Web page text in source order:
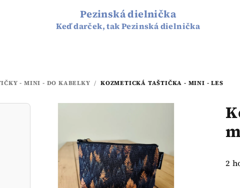
Pezinská dielnička
Keď darček, tak Pezinská dielnička
- MINI - DO KABELKY / KOZMETICKÁ TAŠTIČKA - MINI - LES
2